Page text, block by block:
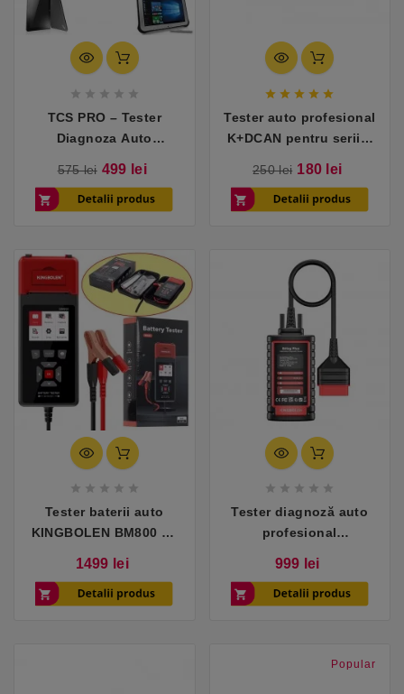
    
TCS PRO – Tester
Diagnoza Auto
575 lei 499 lei
baza
    
Tester auto profesional
K+DCAN pentru seriile
250 lei 180 lei
baza
    
Tester baterii auto
KINGBOLEN BM800 cu
1499 lei
    
Tester diagnoză auto
profesional
Bidirectional ECU
999 lei
Popular